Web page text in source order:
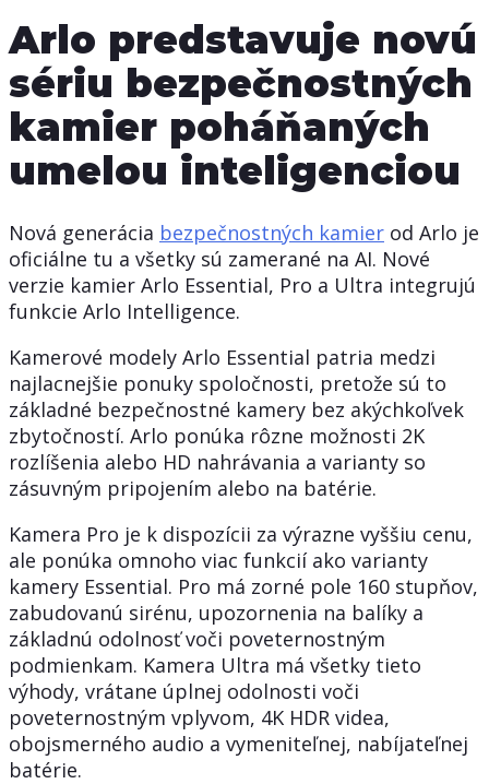
Arlo predstavuje novú
sériu bezpečnostných
kamier poháňaných
umelou inteligenciou
Nová generácia bezpečnostných kamier od Arlo je
oficiálne tu a všetky sú zamerané na AI. Nové
verzie kamier Arlo Essential, Pro a Ultra integrujú
funkcie Arlo Intelligence.
Kamerové modely Arlo Essential patria medzi
najlacnejšie ponuky spoločnosti, pretože sú to
základné bezpečnostné kamery bez akýchkoľvek
zbytočností. Arlo ponúka rôzne možnosti 2K
rozlíšenia alebo HD nahrávania a varianty so
zásuvným pripojením alebo na batérie.
Kamera Pro je k dispozícii za výrazne vyššiu cenu,
ale ponúka omnoho viac funkcií ako varianty
kamery Essential. Pro má zorné pole 160 stupňov,
zabudovanú sirénu, upozornenia na balíky a
základnú odolnosť voči poveternostným
podmienkam. Kamera Ultra má všetky tieto
výhody, vrátane úplnej odolnosti voči
poveternostným vplyvom, 4K HDR videa,
obojsmerného audio a vymeniteľnej, nabíjateľnej
batérie.